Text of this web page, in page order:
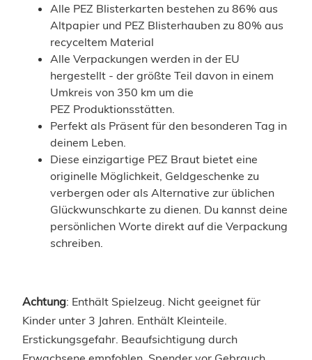
Alle PEZ Blisterkarten bestehen zu 86% aus
Altpapier und PEZ Blisterhauben zu 80% aus
recyceltem Material
Alle Verpackungen werden in der EU
hergestellt - der größte Teil davon in einem
Umkreis von 350 km um die
PEZ Produktionsstätten.
Perfekt als Präsent für den besonderen Tag in
deinem Leben.
Diese einzigartige PEZ Braut bietet eine
originelle Möglichkeit, Geldgeschenke zu
verbergen oder als Alternative zur üblichen
Glückwunschkarte zu dienen. Du kannst deine
persönlichen Worte direkt auf die Verpackung
schreiben.
Achtung: Enthält Spielzeug. Nicht geeignet für
Kinder unter 3 Jahren. Enthält Kleinteile.
Erstickungsgefahr. Beaufsichtigung durch